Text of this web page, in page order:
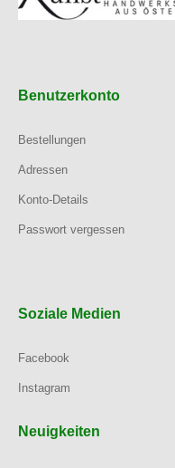
Benutzerkonto
Bestellungen
Adressen
Konto-Details
Passwort vergessen
Soziale Medien
Facebook
Instagram
Neuigkeiten